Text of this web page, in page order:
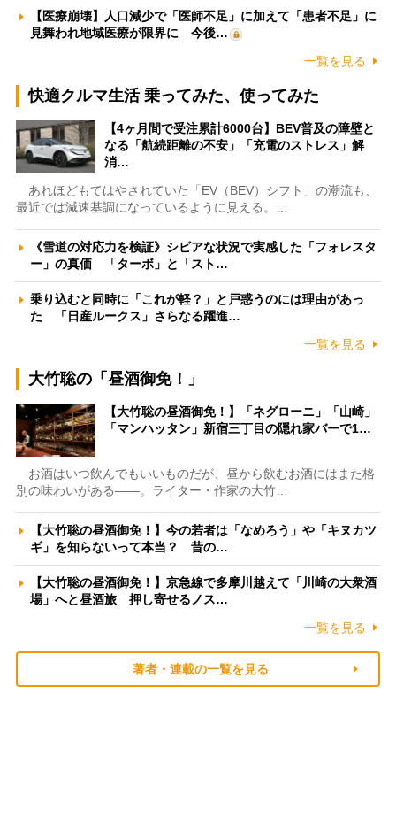
【医療崩壊】人口減少で「医師不足」に加えて「患者不足」に
見舞われ地域医療が限界に 今後…
一覧を見る
快適クルマ生活 乗ってみた、使ってみた
【4ヶ月間で受注累計6000台】BEV普及の障壁と
なる「航続距離の不安」「充電のストレス」解
消…
あれほどもてはやされていた「EV（BEV）シフト」の潮流も、
最近では減速基調になっているように見える。…
《雪道の対応力を検証》シビアな状況で実感した「フォレスタ
ー」の真価 「ターボ」と「スト…
乗り込むと同時に「これが軽？」と戸惑うのには理由があっ
た 「日産ルークス」さらなる躍進…
一覧を見る
大竹聡の「昼酒御免！」
【大竹聡の昼酒御免！】「ネグローニ」「山崎」
「マンハッタン」新宿三丁目の隠れ家バーで1…
お酒はいつ飲んでもいいものだが、昼から飲むお酒にはまた格
別の味わいがある――。ライター・作家の大竹…
【大竹聡の昼酒御免！】今の若者は「なめろう」や「キヌカツ
ギ」を知らないって本当？ 昔の…
【大竹聡の昼酒御免！】京急線で多摩川越えて「川崎の大衆酒
場」へと昼酒旅 押し寄せるノス…
一覧を見る
著者・連載の一覧を見る